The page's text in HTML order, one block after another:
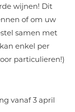
wijnen! Dit
of om uw
samen met
enkel per
particulieren!)
vanaf 3 april